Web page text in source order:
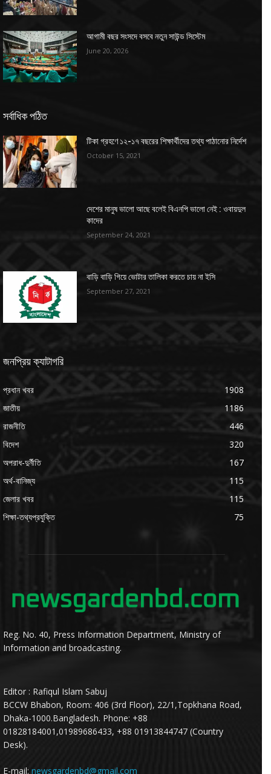
আগামী বছর সংসদে বসবে নতুন সাউন্ড সিস্টেম
June 20, 2026
সর্বাধিক পঠিত
টিকা গ্রহণে ১২-১৭ বছরের শিক্ষার্থীদের তথ্য পাঠানোর নির্দেশ
October 15, 2021
দেশের মানুষ ভালো আছে বলেই বিএনপি ভালো নেই : ওবায়দুল
কাদের
September 24, 2021
বাড়ি বাড়ি গিয়ে ভোটার তালিকা করতে চায় না ইসি
September 27, 2021
জনপ্রিয় ক্যাটাগরি
প্রধান খবর
1908
জাতীয়
1186
রাজনীতি
446
বিদেশ
320
অপরাধ-দুর্নীতি
167
অর্থ-বানিজ্য
115
জেলার খবর
115
শিক্ষা-তথ্যপ্রযুক্তি
75
Reg. No. 40, Press Information Department, Ministry of
Information and broadcasting.
Editor : Rafiqul Islam Sabuj
BCCW Bhabon, Room: 406 (3rd Floor), 22/1,Topkhana Road,
Dhaka-1000.Bangladesh. Phone: +88
01828184001,01989686433, +88 01913844747 (Country
Desk).
E-mail: newsgardenbd@gmail.com